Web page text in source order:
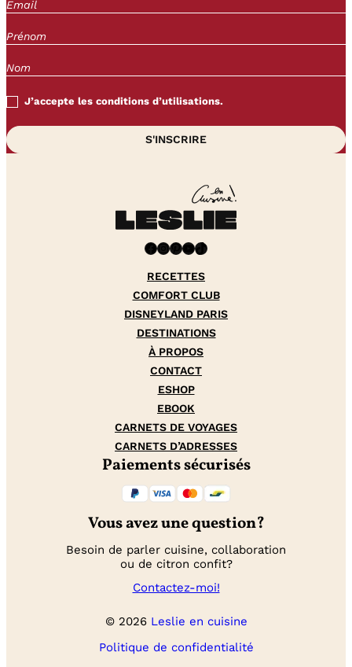
J’accepte les conditions d’utilisations.
Facebook InstagramPinterest YouTube TikTok
RECETTES
COMFORT CLUB
DISNEYLAND PARIS
DESTINATIONS
À PROPOS
CONTACT
ESHOP
EBOOK
CARNETS DE VOYAGES
CARNETS D’ADRESSES
Paiements sécurisés
Vous avez une question?
Besoin de parler cuisine, collaboration
ou de citron confit?
Contactez-moi!
© 2026 Leslie en cuisine
Politique de confidentialité